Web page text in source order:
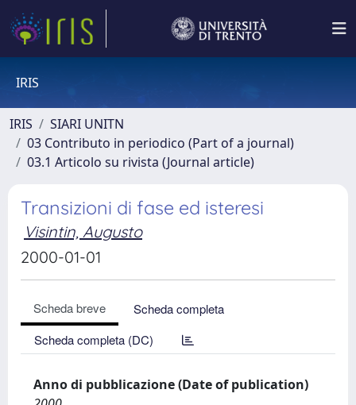
IRIS
IRIS
SIARI UNITN
03 Contributo in periodico (Part of a journal)
03.1 Articolo su rivista (Journal article)
Transizioni di fase ed isteresi
Visintin, Augusto
2000-01-01
Scheda breve
Scheda completa
Scheda completa (DC)
Anno di pubblicazione (Date of publication)